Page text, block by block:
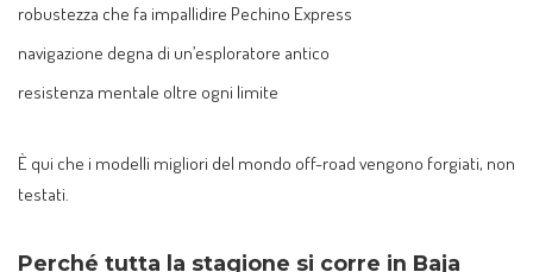
robustezza che fa impallidire Pechino Express
navigazione degna di un’esploratore antico
resistenza mentale oltre ogni limite
È qui che i modelli migliori del mondo off-road vengono forgiati, non
testati.
Perché tutta la stagione si corre in Baja